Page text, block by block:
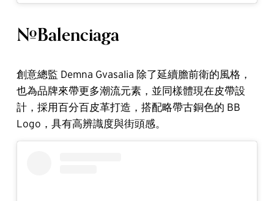
#Balenciaga
創意總監 Demna Gvasalia 除了延續膽前衛的風格，
也為品牌來帶更多潮流元素，並同樣體現在皮帶設
計，採用百分百皮革打造，搭配略帶古銅色的 BB
Logo，具有高辨識度與街頭感。